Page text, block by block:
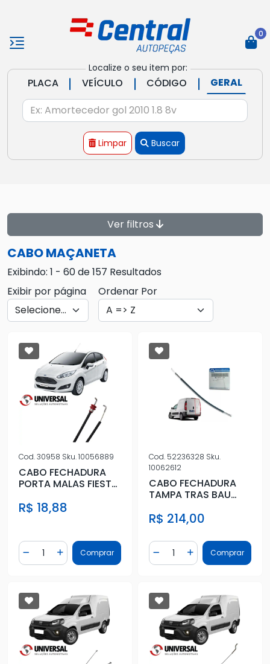
Localize o seu item por:
PLACA | VEÍCULO | CÓDIGO | GERAL
Limpar Buscar
0
Ver filtros
CABO MAÇANETA
Exibindo: 1 - 60 de 157 Resultados
Exibir por página
Ordenar Por
Cod.30958 Sku.10056889
CABO FECHADURA
PORTA MALAS FIESTA
R$ 18,88
Diminuir Quantidade
Quantidade
Adicionar Quantidade
Comprar
Cod. 52236328 Sku.
10062612
CABO FECHADURA
TAMPA TRAS BAU
ACIMA
R$ 214,00
Diminuir Quantidade
Quantidade
AdicionarComprar